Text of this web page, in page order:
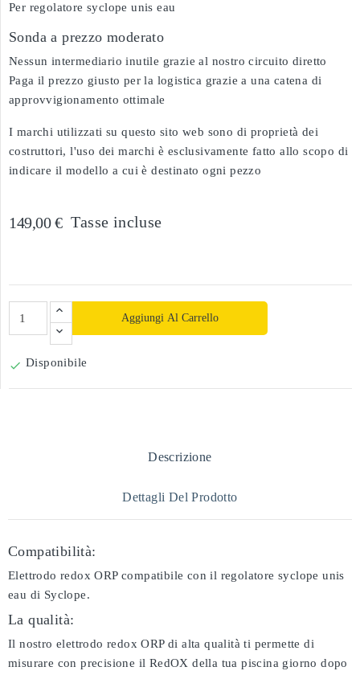
Per regolatore syclope unis eau
Sonda a prezzo moderato
Nessun intermediario inutile grazie al nostro circuito diretto
Paga il prezzo giusto per la logistica grazie a una catena di
approvvigionamento ottimale
I marchi utilizzati su questo sito web sono di proprietà dei
costruttori, l'uso dei marchi è esclusivamente fatto allo scopo di
indicare il modello a cui è destinato ogni pezzo
149,00 € Tasse incluse
Aggiungi Al Carrello
 Disponibile
Descrizione
Dettagli Del Prodotto
Compatibilità:
Elettrodo redox ORP compatibile con il regolatore syclope unis
eau di Syclope.
La qualità:
Il nostro elettrodo redox ORP di alta qualità ti permette di
misurare con precisione il RedOX della tua piscina giorno dopo